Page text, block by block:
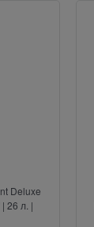
Deluxe
26 л. |